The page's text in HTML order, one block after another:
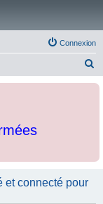
Connexion
c
et connecté pour